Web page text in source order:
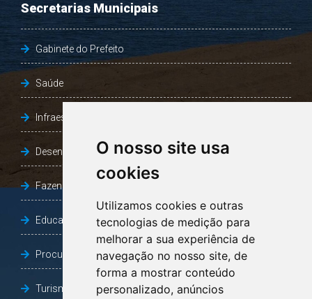
O nosso site usa
cookies
Utilizamos cookies e outras
tecnologias de medição para
melhorar a sua experiência de
navegação no nosso site, de
forma a mostrar conteúdo
personalizado, anúncios
Secretarias Municipais
Gabinete do Prefeito
Saúde
Infraestrutura, Agricultura e Meio Ambiente
Desenvolvimento Social
Fazenda e Desenvolvimento Econômico
Educação
Procuradoria Geral do Município
Turismo, Desporto e Cultura